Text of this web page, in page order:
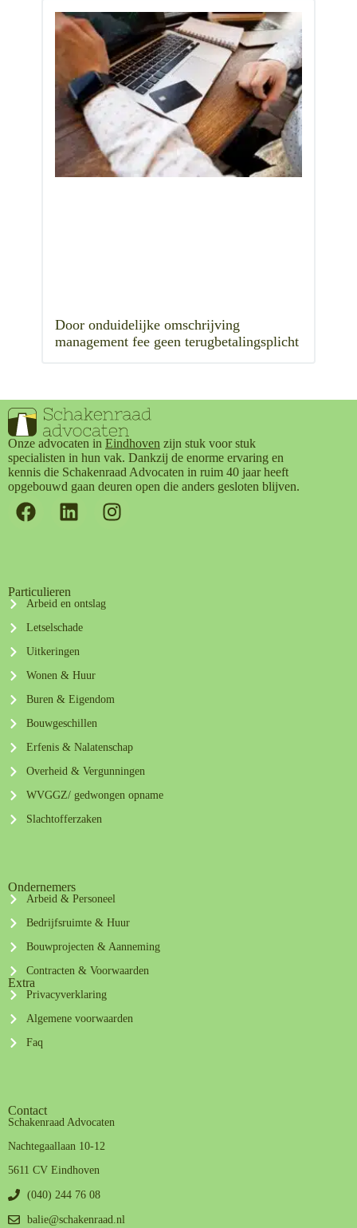
Door onduidelijke omschrijving
management fee geen terugbetalingsplicht
Onze advocaten in Eindhoven zijn stuk voor stuk
specialisten in hun vak. Dankzij de enorme ervaring en
kennis die Schakenraad Advocaten in ruim 40 jaar heeft
opgebouwd gaan deuren open die anders gesloten blijven.
Particulieren
Arbeid en ontslag
Letselschade
Uitkeringen
Wonen & Huur
Buren & Eigendom
Bouwgeschillen
Erfenis & Nalatenschap
Overheid & Vergunningen
WVGGZ/ gedwongen opname
Slachtofferzaken
Ondernemers
Arbeid & Personeel
Bedrijfsruimte & Huur
Bouwprojecten & Aanneming
Contracten & Voorwaarden
Extra
Privacyverklaring
Algemene voorwaarden
Faq
Contact
Schakenraad Advocaten
Nachtegaallaan 10-12
5611 CV Eindhoven
(040) 244 76 08
balie@schakenraad.nl